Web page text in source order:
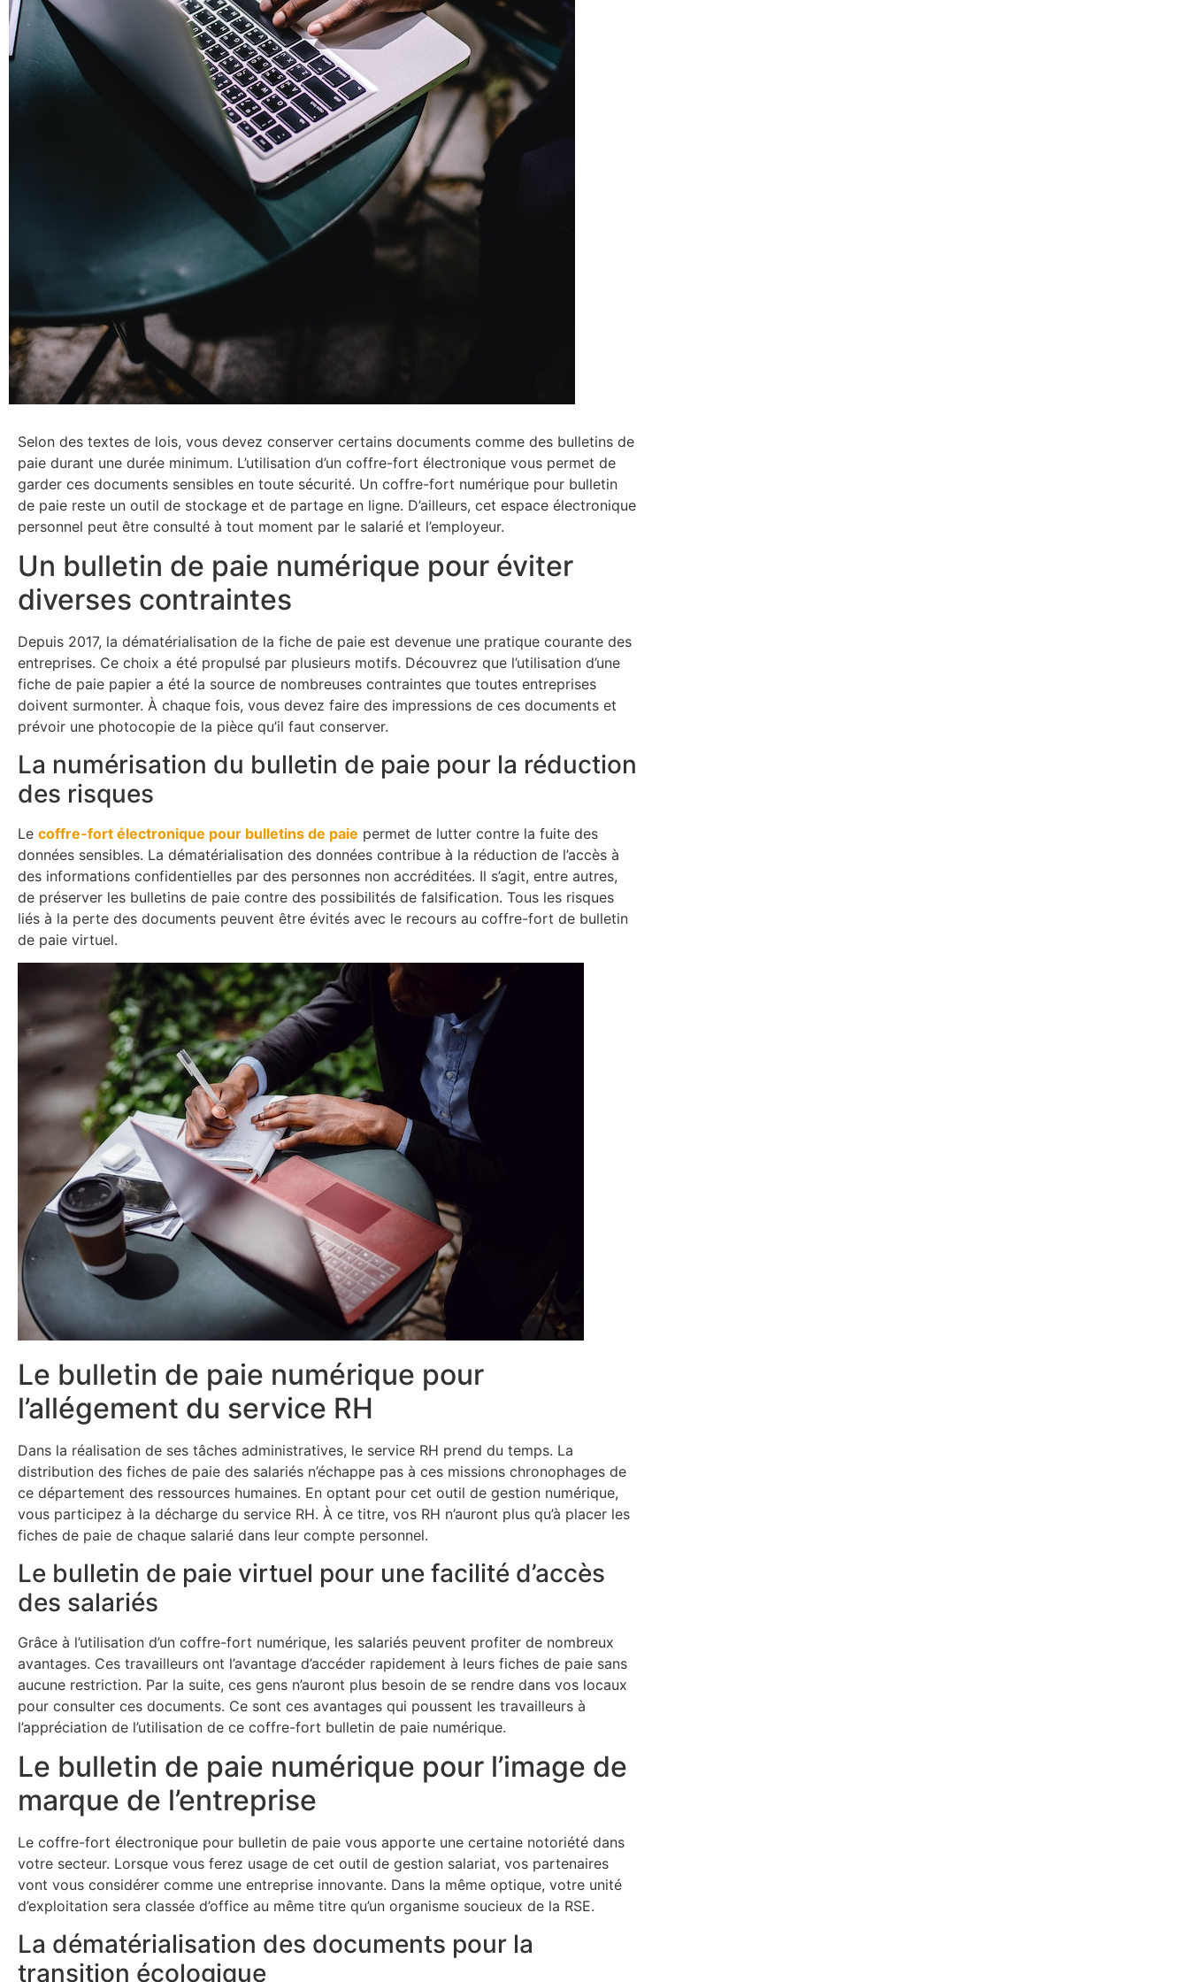
Selon des textes de lois, vous devez conserver certains documents comme des bulletins de
paie durant une durée minimum. L’utilisation d’un coffre-fort électronique vous permet de
garder ces documents sensibles en toute sécurité. Un coffre-fort numérique pour bulletin
de paie reste un outil de stockage et de partage en ligne. D’ailleurs, cet espace électronique
personnel peut être consulté à tout moment par le salarié et l’employeur.
Un bulletin de paie numérique pour éviter
diverses contraintes
Depuis 2017, la dématérialisation de la fiche de paie est devenue une pratique courante des
entreprises. Ce choix a été propulsé par plusieurs motifs. Découvrez que l’utilisation d’une
fiche de paie papier a été la source de nombreuses contraintes que toutes entreprises
doivent surmonter. À chaque fois, vous devez faire des impressions de ces documents et
prévoir une photocopie de la pièce qu’il faut conserver.
La numérisation du bulletin de paie pour la réduction
des risques
Le coffre-fort électronique pour bulletins de paie permet de lutter contre la fuite des
données sensibles. La dématérialisation des données contribue à la réduction de l’accès à
des informations confidentielles par des personnes non accréditées. Il s’agit, entre autres,
de préserver les bulletins de paie contre des possibilités de falsification. Tous les risques
liés à la perte des documents peuvent être évités avec le recours au coffre-fort de bulletin
de paie virtuel.
Le bulletin de paie numérique pour
l’allégement du service RH
Dans la réalisation de ses tâches administratives, le service RH prend du temps. La
distribution des fiches de paie des salariés n’échappe pas à ces missions chronophages de
ce département des ressources humaines. En optant pour cet outil de gestion numérique,
vous participez à la décharge du service RH. À ce titre, vos RH n’auront plus qu’à placer les
fiches de paie de chaque salarié dans leur compte personnel.
Le bulletin de paie virtuel pour une facilité d’accès
des salariés
Grâce à l’utilisation d’un coffre-fort numérique, les salariés peuvent profiter de nombreux
avantages. Ces travailleurs ont l’avantage d’accéder rapidement à leurs fiches de paie sans
aucune restriction. Par la suite, ces gens n’auront plus besoin de se rendre dans vos locaux
pour consulter ces documents. Ce sont ces avantages qui poussent les travailleurs à
l’appréciation de l’utilisation de ce coffre-fort bulletin de paie numérique.
Le bulletin de paie numérique pour l’image de
marque de l’entreprise
Le coffre-fort électronique pour bulletin de paie vous apporte une certaine notoriété dans
votre secteur. Lorsque vous ferez usage de cet outil de gestion salariat, vos partenaires
vont vous considérer comme une entreprise innovante. Dans la même optique, votre unité
d’exploitation sera classée d’office au même titre qu’un organisme soucieux de la RSE.
La dématérialisation des documents pour la
transition écologique